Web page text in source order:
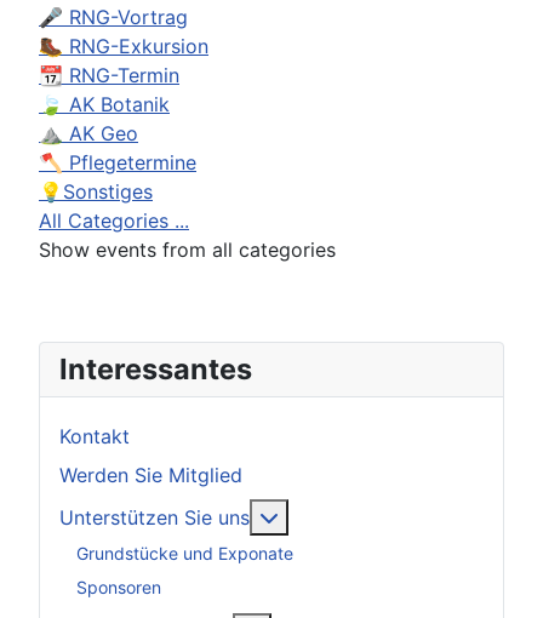
🎤 RNG-Vortrag
🥾 RNG-Exkursion
📆 RNG-Termin
🍃 AK Botanik
⛰ AK Geo
🪓 Pflegetermine
💡Sonstiges
All Categories ...
Show events from all categories
Interessantes
Kontakt
Werden Sie Mitglied
Unterstützen Sie uns
Grundstücke und Exponate
Sponsoren